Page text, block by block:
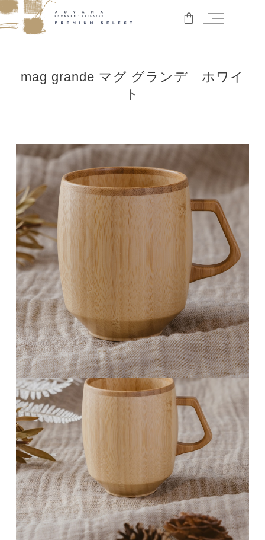
mag grande マグ グランデ ホワイ
ト